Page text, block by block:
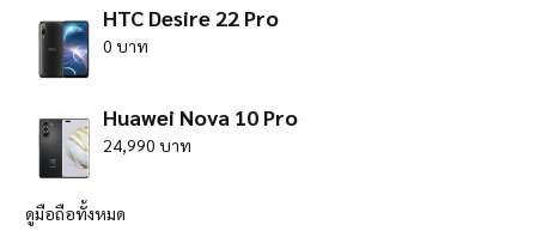
HTC Desire 22 Pro
0 บาท
Huawei Nova 10 Pro
24,990 บาท
ดูมือถือทั้งหมด